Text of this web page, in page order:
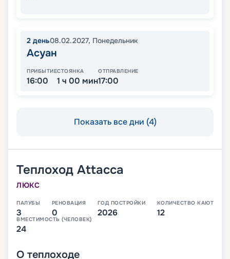
2 день08.02.2027, Понедельник
Асуан
ПРИБЫТИЕ
16:00
СТОЯНКА
1 ч 00 мин
ОТПРАВЛЕНИЕ
17:00
Показать все дни (4)
Теплоход Attacca
ЛЮКС
ПАЛУБЫ
3
РЕНОВАЦИЯ
0
ГОД ПОСТРОЙКИ
2026
КОЛИЧЕСТВО КАЮТ
12
ВМЕСТИМОСТЬ (ЧЕЛОВЕК)
24
О теплоходе